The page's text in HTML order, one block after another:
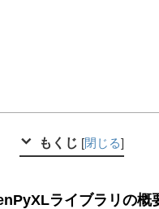
もくじ [閉じる]
ライブラリの概